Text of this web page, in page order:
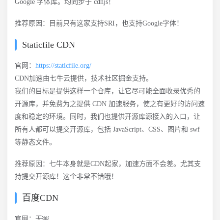
Google 字体库。均同步于 cdnjs！
推荐原因：目前只有这家支持SRI，也支持Google字体！
Staticfile CDN
官网： https://staticfile.org/
CDN加速由七牛云提供，技术社区掘金支持。
我们的目标是提供这样一个仓库，让它尽可能全面收录优秀的
开源库，并免费为之提供 CDN 加速服务，使之有更好的访问速
度和稳定的环境。同时，我们也提供开源库源接入的入口，让
所有人都可以提交开源库，包括 JavaScript、CSS、图片和 swf
等静态文件。
推荐原因：七牛本身就是CDN起家，加速方面不会差。尤其支
持提交开源库！这个非常不错哦！
百度CDN